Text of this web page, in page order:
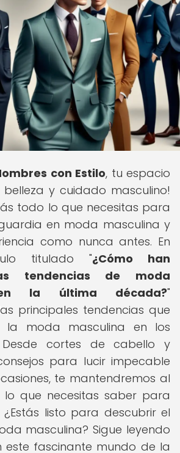
con Estilo, tu espacio
y cuidado masculino!
todo lo que necesitas para
en moda masculina y
como nunca antes. En
titulado "¿Cómo han
tendencias de moda
la última década?"
principales tendencias que
la moda masculina en los
Desde cortes de cabello y
para lucir impecable
te mantendremos al
que necesitas saber para
¿Estás listo para descubrir el
masculina? Sigue leyendo
fascinante mundo de la